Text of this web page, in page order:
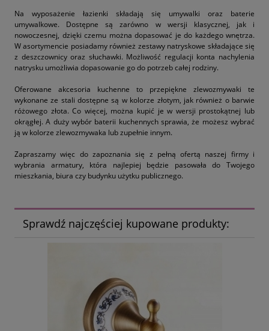
Na wyposażenie łazienki składają się umywalki oraz baterie
umywalkowe. Dostępne są zarówno w wersji klasycznej, jak i
nowoczesnej, dzięki czemu można dopasować je do każdego wnętrza.
W asortymencie posiadamy również zestawy natryskowe składające się
z deszczownicy oraz słuchawki. Możliwość regulacji konta nachylenia
natrysku umożliwia dopasowanie go do potrzeb całej rodziny.
Oferowane akcesoria kuchenne to przepiękne zlewozmywaki te
wykonane ze stali dostępne są w kolorze złotym, jak również o barwie
różowego złota. Co więcej, można kupić je w wersji prostokątnej lub
okrągłej. A duży wybór baterii kuchennych sprawia, że możesz wybrać
ją w kolorze zlewozmywaka lub zupełnie innym.
Zapraszamy więc do zapoznania się z pełną ofertą naszej firmy i
wybrania armatury, która najlepiej będzie pasowała do Twojego
mieszkania, biura czy budynku użytku publicznego.
Sprawdź najczęściej kupowane produkty: